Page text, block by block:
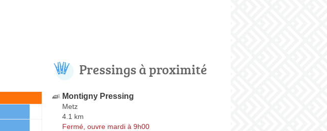
Pressings à proximité
Montigny Pressing
Metz
4.1 km
Fermé, ouvre mardi à 9h00